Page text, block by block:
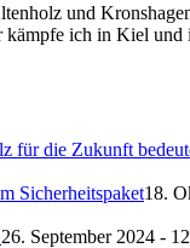
und
kämpfe ich in Kiel und
für die Zukunft
Sicherheitspaket18.
26. September 2024 -